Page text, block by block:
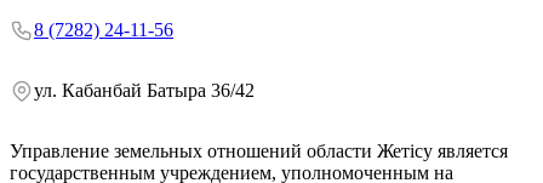
8 (7282) 24-11-56
ул. Кабанбай Батыра 36/42
Управление земельных отношений области Жетісу является
государственным учреждением, уполномоченным на